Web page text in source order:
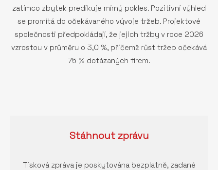
zatímco zbytek predikuje mírný pokles. Pozitivní výhled
se promítá do očekávaného vývoje tržeb. Projektové
společnosti předpokládají, že jejich tržby v roce 2026
vzrostou v průměru o 3,0 %, přičemž růst tržeb očekává
75 % dotázaných firem.
Stáhnoutzprávu
Tisková zpráva je poskytována bezplatně, zadané